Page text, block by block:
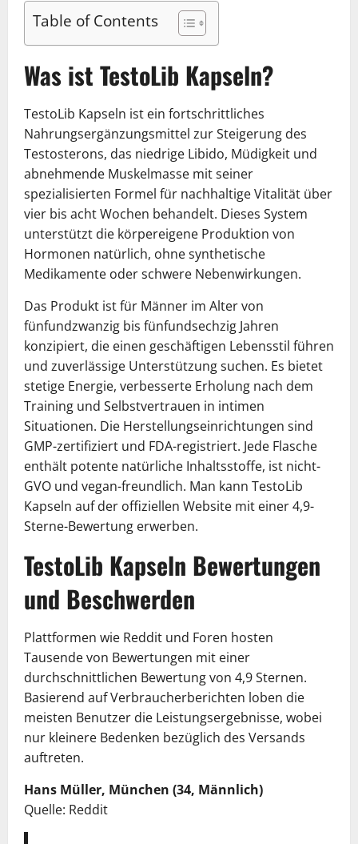
Table of Contents
Was ist TestoLib Kapseln?
TestoLib Kapseln ist ein fortschrittliches
Nahrungsergänzungsmittel zur Steigerung des
Testosterons, das niedrige Libido, Müdigkeit und
abnehmende Muskelmasse mit seiner
spezialisierten Formel für nachhaltige Vitalität über
vier bis acht Wochen behandelt. Dieses System
unterstützt die körpereigene Produktion von
Hormonen natürlich, ohne synthetische
Medikamente oder schwere Nebenwirkungen.
Das Produkt ist für Männer im Alter von
fünfundzwanzig bis fünfundsechzig Jahren
konzipiert, die einen geschäftigen Lebensstil führen
und zuverlässige Unterstützung suchen. Es bietet
stetige Energie, verbesserte Erholung nach dem
Training und Selbstvertrauen in intimen
Situationen. Die Herstellungseinrichtungen sind
GMP-zertifiziert und FDA-registriert. Jede Flasche
enthält potente natürliche Inhaltsstoffe, ist nicht-
GVO und vegan-freundlich. Man kann TestoLib
Kapseln auf der offiziellen Website mit einer 4,9-
Sterne-Bewertung erwerben.
TestoLib Kapseln Bewertungen
und Beschwerden
Plattformen wie Reddit und Foren hosten
Tausende von Bewertungen mit einer
durchschnittlichen Bewertung von 4,9 Sternen.
Basierend auf Verbraucherberichten loben die
meisten Benutzer die Leistungsergebnisse, wobei
nur kleinere Bedenken bezüglich des Versands
auftreten.
Hans Müller, München (34, Männlich)
Quelle: Reddit